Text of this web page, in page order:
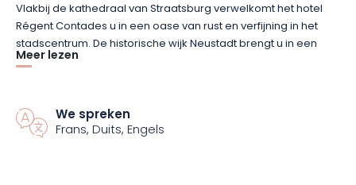
Vlakbij de kathedraal van Straatsburg verwelkomt het hotel
Régent Contades u in een oase van rust en verfijning in het
stadscentrum. De historische wijk Neustadt brengt u in een
bucolische sfeer die typisch is voor de Elzas. Stap het hotel
Dit burgerlijke huis uit de 19e eeuw heeft zijn charme
Meer lezen
We spreken
Frans, Duits, Engels